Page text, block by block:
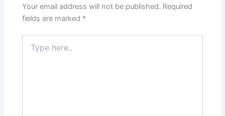
Your email address will not be published. Required
fields are marked *
here..